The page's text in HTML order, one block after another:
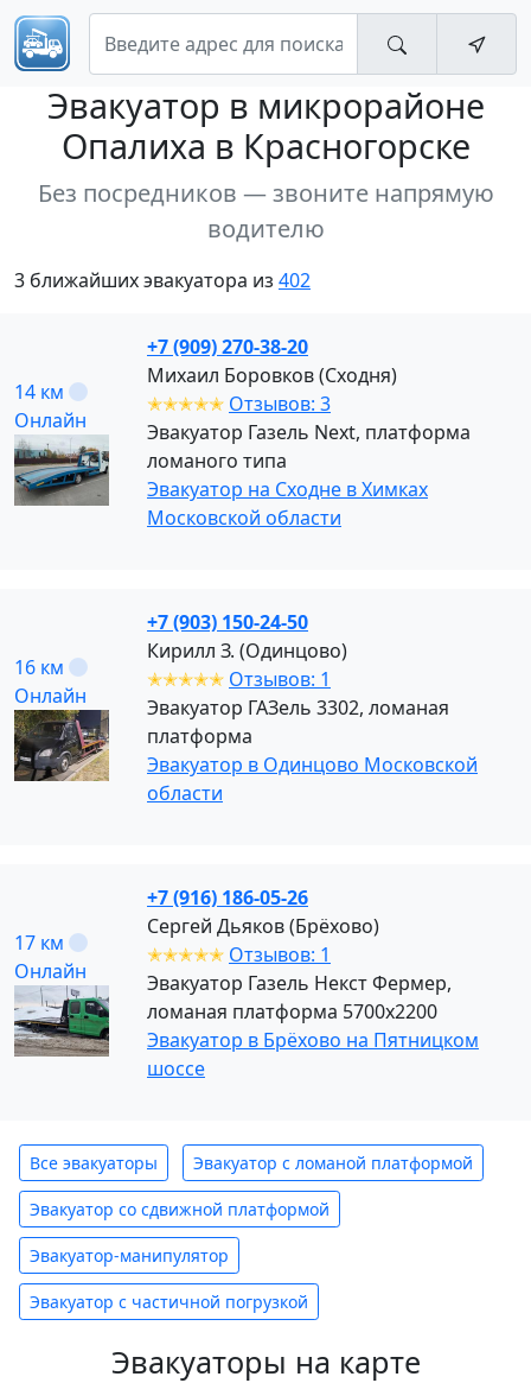
Эвакуатор в микрорайоне
Опалиха в Красногорске
Без посредников — звоните напрямую
водителю
3 ближайших эвакуатора из 402
14 км
Онлайн
+7 (909) 270-38-20
Михаил Боровков (Сходня)
✭✭✭✭✭ Отзывов: 3
Эвакуатор Газель Next, платформа
ломаного типа
Эвакуатор на Сходне в Химках
Московской области
16 км
Онлайн
+7 (903) 150-24-50
Кирилл З. (Одинцово)
✭✭✭✭✭ Отзывов: 1
Эвакуатор ГАЗель 3302, ломаная
платформа
Эвакуатор в Одинцово Московской
области
17 км
Онлайн
+7 (916) 186-05-26
Сергей Дьяков (Брёхово)
✭✭✭✭✭ Отзывов: 1
Эвакуатор Газель Некст Фермер,
ломаная платформа 5700х2200
Эвакуатор в Брёхово на Пятницком
шоссе
Все эвакуаторы Эвакуатор с ломаной платформой
Эвакуатор со сдвижной платформой
Эвакуатор-манипулятор
Эвакуатор с частичной погрузкой
Эвакуаторы на карте